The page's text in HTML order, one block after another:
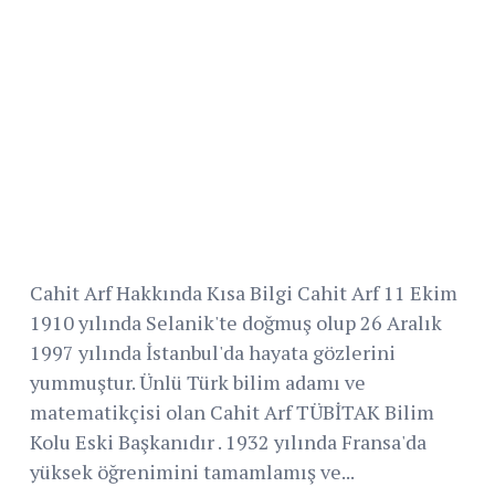
Cahit Arf Hakkında Kısa Bilgi Cahit Arf 11 Ekim
1910 yılında Selanik'te doğmuş olup 26 Aralık
1997 yılında İstanbul'da hayata gözlerini
yummuştur. Ünlü Türk bilim adamı ve
matematikçisi olan Cahit Arf TÜBİTAK Bilim
Kolu Eski Başkanıdır . 1932 yılında Fransa'da
yüksek öğrenimini tamamlamış ve...